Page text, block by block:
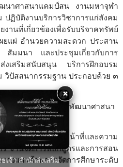
×
เจ้า สำนักส่งเสริม
นาศาสนาแคมป์สน งานมหาจุฬา
ปฏิบัติงานบริการวิชาการแก่สังคม
านที่เกี่ยวข้องเพื่อรับบริจาคทรัพย์
ยแผ่ อำนวยความสะดวก ประสาน
มมนา และประชุมเกี่ยวกับการ
งเสริมสนับสนุน บริการฝึกอบรม
วิปัสสนากรรมฐาน ประกอบด้วย ๓
๒) กลุ่มงานพัฒนาศาสนา
ฬาอาศรม
วิทยาลัยมีอำนาจหน้าที่และความ
ร งานจัดการหลักสูตรและการสอน
ผนด้านการจัดการศึกษาระดับ